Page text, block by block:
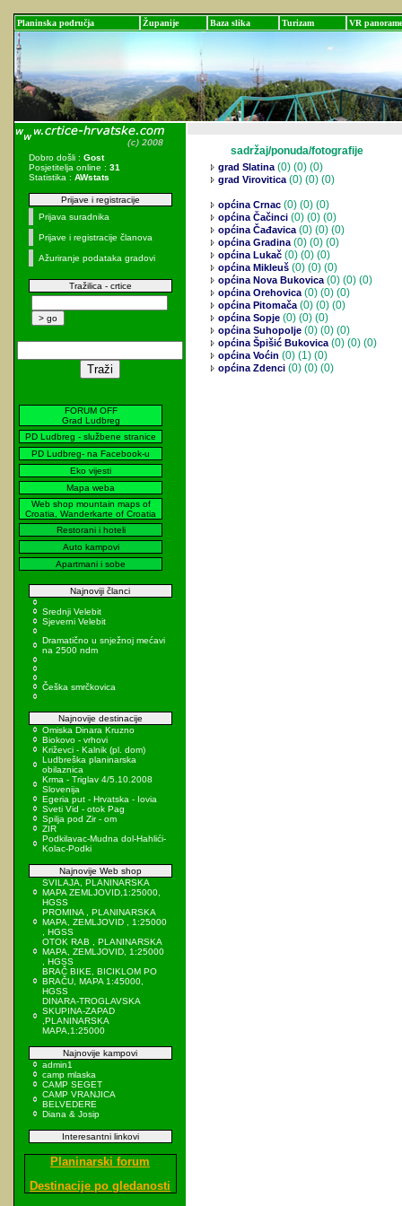
Planinska područja Županije Baza slika Turizam VR panorame
Dobro došli : Gost
Posjetitelja online : 31
Statistika : AWstats
Prijave i registracije
Prijava suradnika
Prijave i registracije članova
Ažuriranje podataka gradovi
Tražilica - crtice
FORUM OFF
Grad Ludbreg
PD Ludbreg - službene stranice
PD Ludbreg- na Facebook-u
Eko vijesti
Mapa weba
Web shop mountain maps of
Croatia, Wanderkarte of Croatia
Restorani i hoteli
Auto kampovi
Apartmani i sobe
Najnoviji članci
Srednji Velebit
Sjeverni Velebit
Dramatično u snježnoj mećavi
na 2500 ndm
Češka smrčkovica
Najnovije destinacije
Omiska Dinara Kruzno
Biokovo - vrhovi
Križevci - Kalnik (pl. dom)
Ludbreška planinarska
obilaznica
Krma - Triglav 4/5.10.2008
Slovenija
Egeria put - Hrvatska - Iovia
Sveti Vid - otok Pag
Spilja pod Zir - om
ZIR
Podkilavac-Mudna dol-Hahlići-
Kolac-Podki
Najnovije Web shop
SVILAJA, PLANINARSKA
MAPA ZEMLJOVID,1:25000,
HGSS
PROMINA , PLANINARSKA
MAPA, ZEMLJOVID , 1:25000
, HGSS
OTOK RAB , PLANINARSKA
MAPA, ZEMLJOVID, 1:25000
, HGSS
BRAČ BIKE, BICIKLOM PO
BRAČU, MAPA 1:45000,
HGSS
DINARA-TROGLAVSKA
SKUPINA-ZAPAD
,PLANINARSKA
MAPA,1:25000
Najnovije kampovi
admin1
camp mlaska
CAMP SEGET
CAMP VRANJICA
BELVEDERE
Diana & Josip
Interesantni linkovi
Planinarski forum
Destinacije po gledanosti
sadržaj/ponuda/fotografije
grad Slatina(0) (0) (0)
grad Virovitica(0) (0) (0)
općina Crnac (0) (0) (0)
općina Čačinci (0) (0) (0)
općina Čađavica(0) (0) (0)
općina Gradina(0) (0) (0)
općina Lukač (0) (0) (0)
općina Mikleuš (0) (0) (0)
općina Nova Bukovica(0) (0) (0)
općina Orehovica(0) (0) (0)
općina Pitomača(0) (0) (0)
općina Sopje (0) (0) (0)
općina Suhopolje (0) (0) (0)
općina Špišić Bukovica(0) (0) (0)
općina Voćin (0) (1) (0)
općina Zdenci (0) (0) (0)